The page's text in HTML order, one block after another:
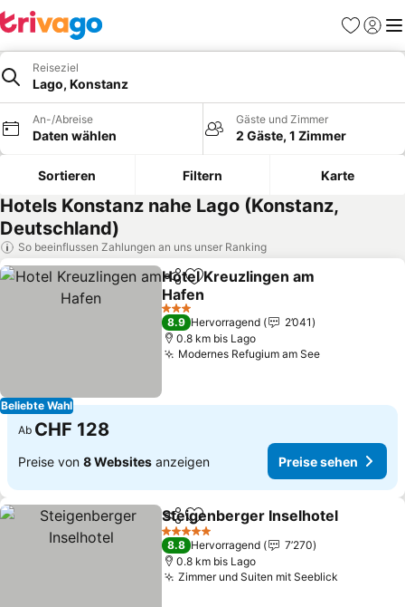
Favoriten
Reiseziel
Lago, Konstanz
An-/Abreise
Daten wählen
Gäste und Zimmer
2 Gäste, 1 Zimmer
Sortieren Filtern Karte
Hotels Konstanz nahe Lago (Konstanz,
Deutschland)
So beeinflussen Zahlungen an uns unser Ranking
Beliebte Wahl
TeilenZu Favoriten hinzufügen
Hotel Kreuzlingen am
Hafen
3 Sterne
8.9 Hervorragend
2’041
0.8 km bis Lago
Modernes Refugium am See
Ab CHF 128
Preise von 8 Websites anzeigen Preise sehen
TeilenZu Favoriten hinzufügen
Steigenberger Inselhotel
5 Sterne
8.8 Hervorragend
7’270
0.8 km bis Lago
Zimmer und Suiten mit Seeblick